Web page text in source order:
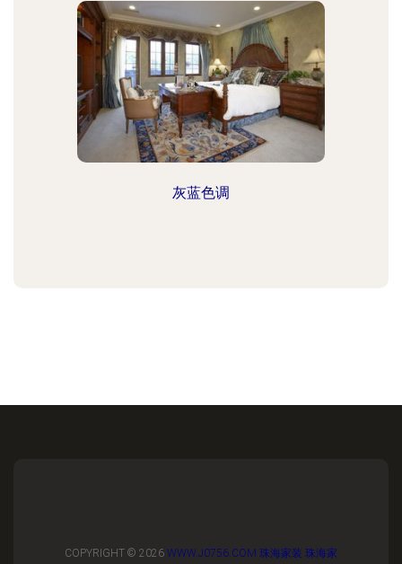
灰蓝色调
COPYRIGHT © 2026 WWW.J0756.COM 珠海家装 珠海家